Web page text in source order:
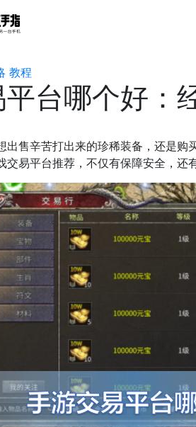
教程
台哪个好：
售辛苦打出来的珍稀装备，还是购
交易平台推荐，不仅有保障安全，还